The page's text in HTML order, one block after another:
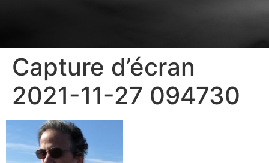
Capture d’écran
2021-11-27 094730